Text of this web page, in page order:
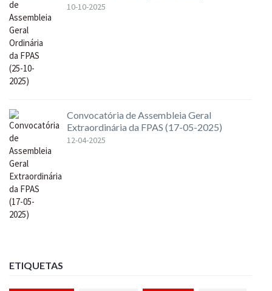
10-10-2025
Convocatória de Assembleia Geral
Extraordinária da FPAS (17-05-2025)
12-04-2025
ETIQUETAS